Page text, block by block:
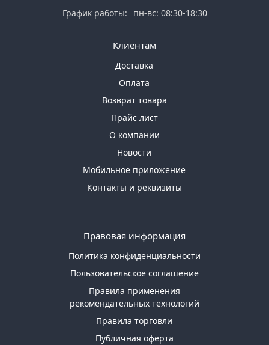
График работы: пн-вс: 08:30-18:30
Клиентам
Доставка
Оплата
Возврат товара
Прайс лист
О компании
Новости
Мобильное приложение
Контакты и реквизиты
Правовая информация
Политика конфиденциальности
Пользовательское соглашение
Правила применения
рекомендательных технологий
Правила торговли
Публичная оферта